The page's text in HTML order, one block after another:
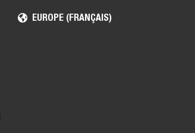
EUROPE (FRANÇAIS)